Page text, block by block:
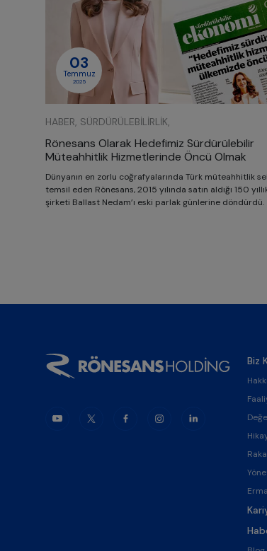
03
Temmuz
2025
HABER, SÜRDÜRÜLEBILIRLIK,
Rönesans Olarak Hedefimiz Sürdürülebilir
Müteahhitlik Hizmetlerinde Öncü Olmak
Dünyanın en zorlu coğrafyalarında Türk müteahhitlik
temsil eden Rönesans, 2015 yılında satın aldığı 150
şirketi Ballast Nedam’ı eski parlak günlerine döndürdü.
Biz